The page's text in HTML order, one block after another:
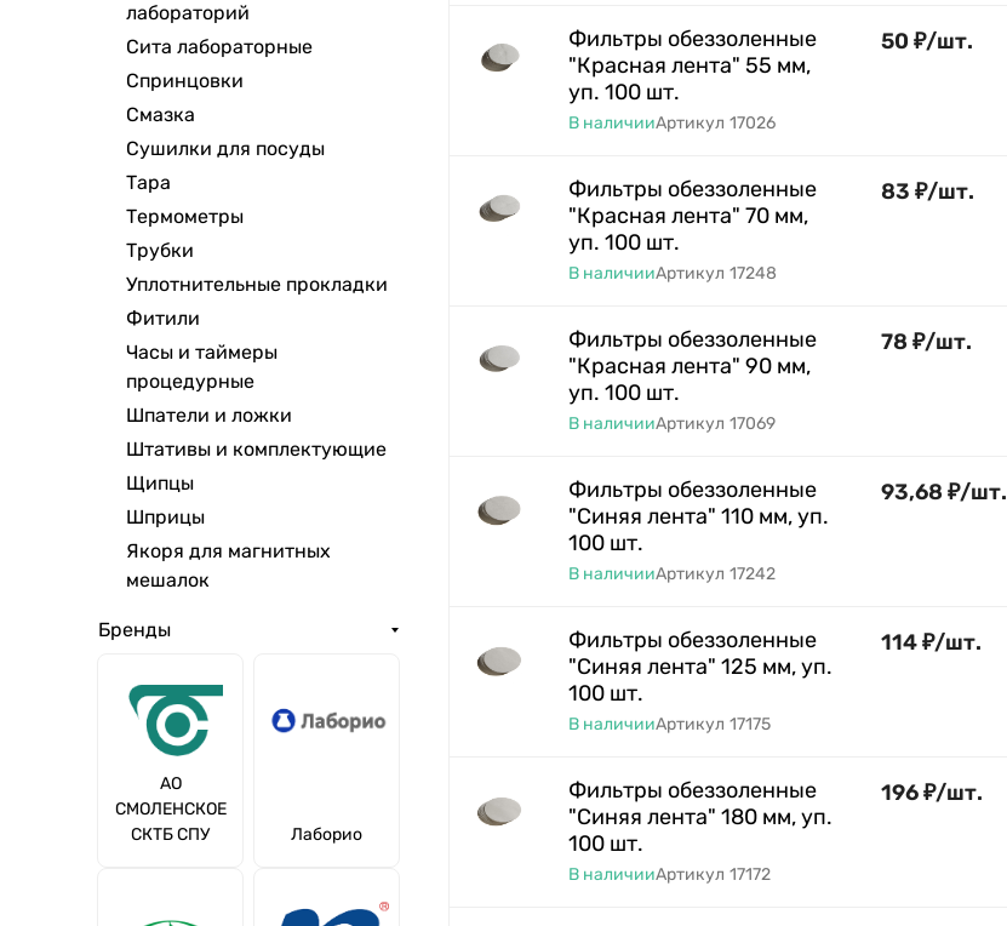
лабораторий
Сита лабораторные
Спринцовки
Смазка
Сушилки для посуды
Тара
Термометры
Трубки
Уплотнительные прокладки
Фитили
Часы и таймеры
процедурные
Шпатели и ложки
Штативы и комплектующие
Щипцы
Шприцы
Якоря для магнитных
мешалок
Бренды
АО
СМОЛЕНСКОЕ
СКТБ СПУ
Лаборио
Фильтры обеззоленные
"Красная лента" 55 мм,
уп. 100 шт.
В наличииАртикул 17026
50 ₽/шт.
Фильтры обеззоленные
"Красная лента" 70 мм,
уп. 100 шт.
В наличииАртикул 17248
83 ₽/шт.
Фильтры обеззоленные
"Красная лента" 90 мм,
уп. 100 шт.
В наличииАртикул 17069
78 ₽/шт.
Фильтры обеззоленные
"Синяя лента" 110 мм, уп.
100 шт.
В наличииАртикул 17242
93,68 ₽/шт.
Фильтры обеззоленные
"Синяя лента" 125 мм, уп.
100 шт.
В наличииАртикул 17175
114₽/шт.
Фильтры обеззоленные
"Синяя лента" 180 мм, уп.
100 шт.
В наличииАртикул 17172
196₽/шт.